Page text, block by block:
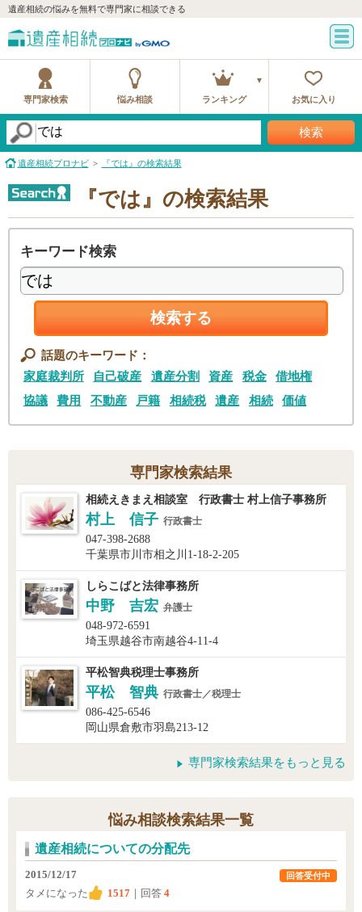
遺産相続の悩みを無料で専門家に相談できる
専門家検索 悩み相談 ランキング お気に入り
検索
遺産相続プロナビ 『では』の検索結果
『では』の検索結果
キーワード検索
検索する
話題のキーワード：
家庭裁判所
自己破産 遺産分割 資産 税金
借地権
協議
費用 不動産 戸籍 相続税 遺産 相続 価値
専門家検索結果
相続えきまえ相談室 行政書士 村上信子事務所
村上 信子 行政書士
047-398-2688
千葉県市川市相之川1-18-2-205
しらこばと法律事務所
中野 吉宏 弁護士
048-972-6591
埼玉県越谷市南越谷4-11-4
平松智典税理士事務所
平松 智典 行政書士／税理士
086-425-6546
岡山県倉敷市羽島213-12
専門家検索結果をもっと見る
悩み相談検索結果一覧
遺産相続についての分配先
2015/12/17
タメになった
1517 ｜回答 4
回答受付中